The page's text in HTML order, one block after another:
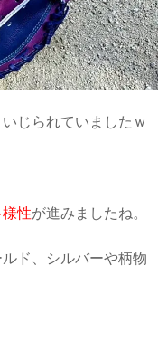
じられていましたｗ
性が進みましたね。
ド、シルバーや柄物